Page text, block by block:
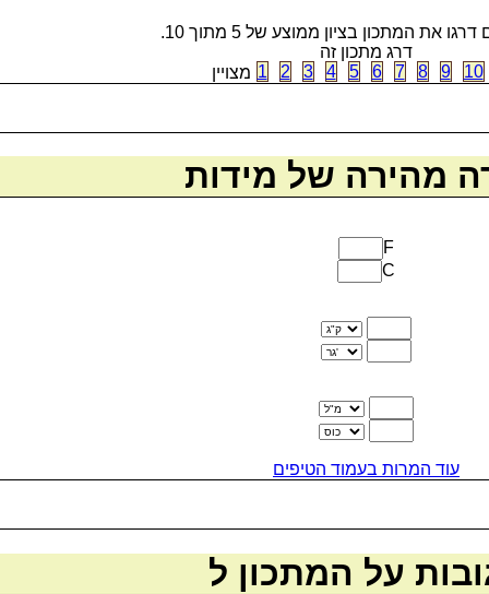
דרג מתכון זה
1
2 3 4 5 6 7 8 9 10 מצויין
מהירה של מידות
F
C
עוד המרות בעמוד הטיפים
על המתכון ל